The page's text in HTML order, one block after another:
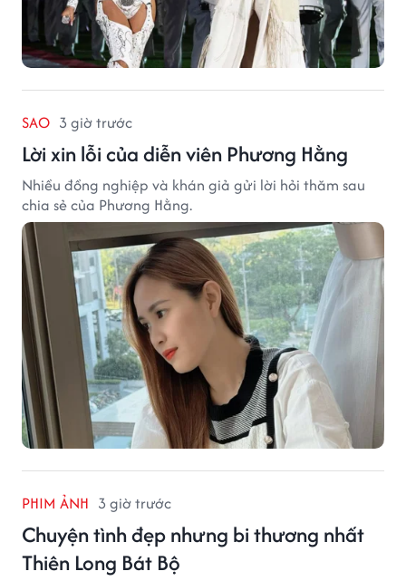
SAO 3 giờ trước
Lời xin lỗi của diễn viên Phương Hằng
Nhiều đồng nghiệp và khán giả gửi lời hỏi thăm sau
chia sẻ của Phương Hằng.
PHIM ẢNH 3 giờ trước
Chuyện tình đẹp nhưng bi thương nhất
Thiên Long Bát Bộ